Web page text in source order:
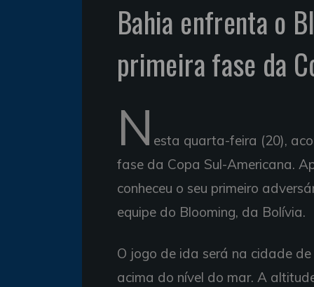
Bahia enfrenta o
primeira fase da
N esta quarta-feira (20),
fase da Copa Sul-Americana.
conheceu o seu primeiro
equipe do Blooming, da Bolívia.
O jogo de ida será na cidade
acima do nível do mar. A